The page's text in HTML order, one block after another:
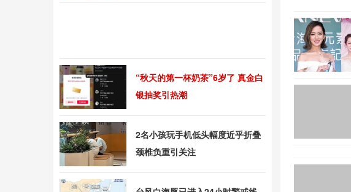
“秋天的第一杯奶茶”6岁了 真金白
银抽奖引热潮
2名小孩玩手机低头幅度近乎折叠
颈椎负重引关注